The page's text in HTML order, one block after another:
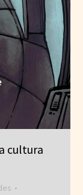
cultura